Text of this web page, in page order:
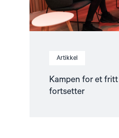
Artikkel
Kampen for et
fortsetter